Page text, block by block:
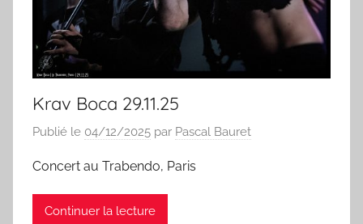
Krav Boca 29.11.25
Publié le 04/12/2025 par Pascal Bauret
Concert au Trabendo, Paris
Continuer la lecture